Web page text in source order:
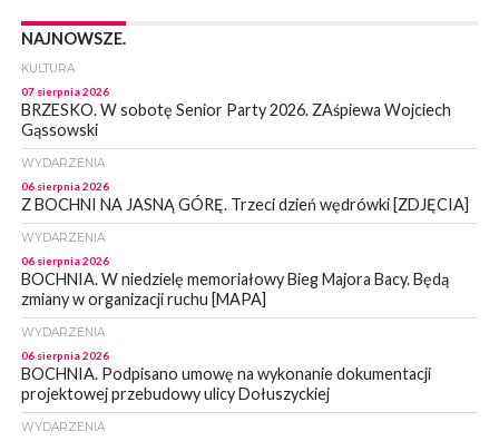
NAJNOWSZE.
KULTURA
07 sierpnia 2026
BRZESKO. W sobotę Senior Party 2026. ZAśpiewa Wojciech
Gąssowski
WYDARZENIA
06 sierpnia 2026
Z BOCHNI NA JASNĄ GÓRĘ. Trzeci dzień wędrówki [ZDJĘCIA]
WYDARZENIA
06 sierpnia 2026
BOCHNIA. W niedzielę memoriałowy Bieg Majora Bacy. Będą
zmiany w organizacji ruchu [MAPA]
WYDARZENIA
06 sierpnia 2026
BOCHNIA. Podpisano umowę na wykonanie dokumentacji
projektowej przebudowy ulicy Dołuszyckiej
WYDARZENIA